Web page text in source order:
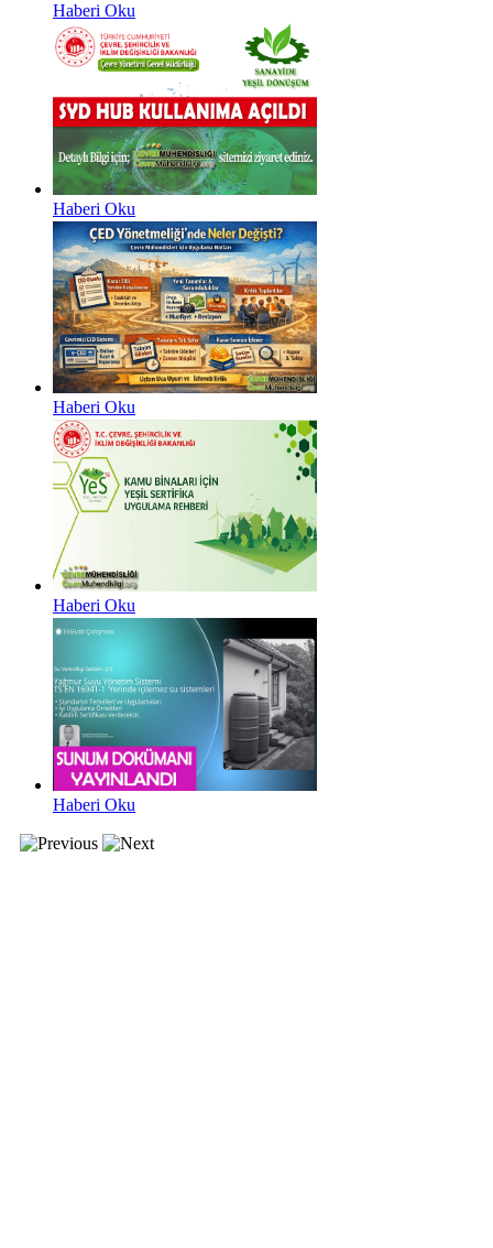
Haberi Oku
Haberi Oku
Haberi Oku
Haberi Oku
Haberi Oku